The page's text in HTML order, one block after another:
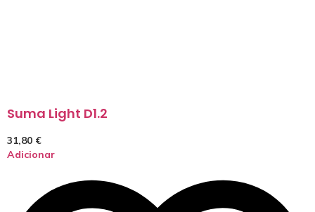
Suma Light D1.2
31,80 €
Adicionar